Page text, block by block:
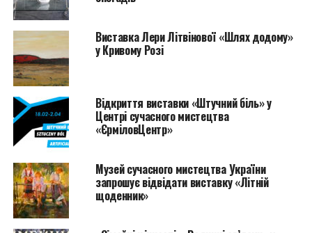
На виставці буде представлено декоративно-
прикладне мистецтво, живопис, графіку і
Виставка Лери Літвінової «Шлях додому»
у Кривому Розі
Відкриття виставки «Штучний біль» у
Центрі сучасного мистецтва
«ЄрміловЦентр»
Музей сучасного мистецтва України
запрошує відвідати виставку «Літній
щоденник»